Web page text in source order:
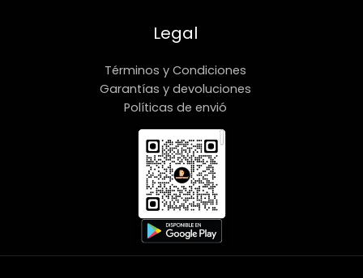
Legal
Términos y Condiciones
Garantías y devoluciones
Políticas de envió